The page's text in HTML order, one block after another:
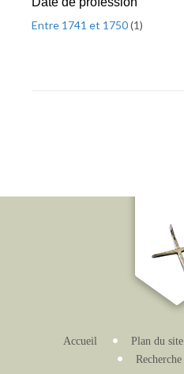
Entre 1741 et 1750(1)
Accueil Plan du site
Recherche